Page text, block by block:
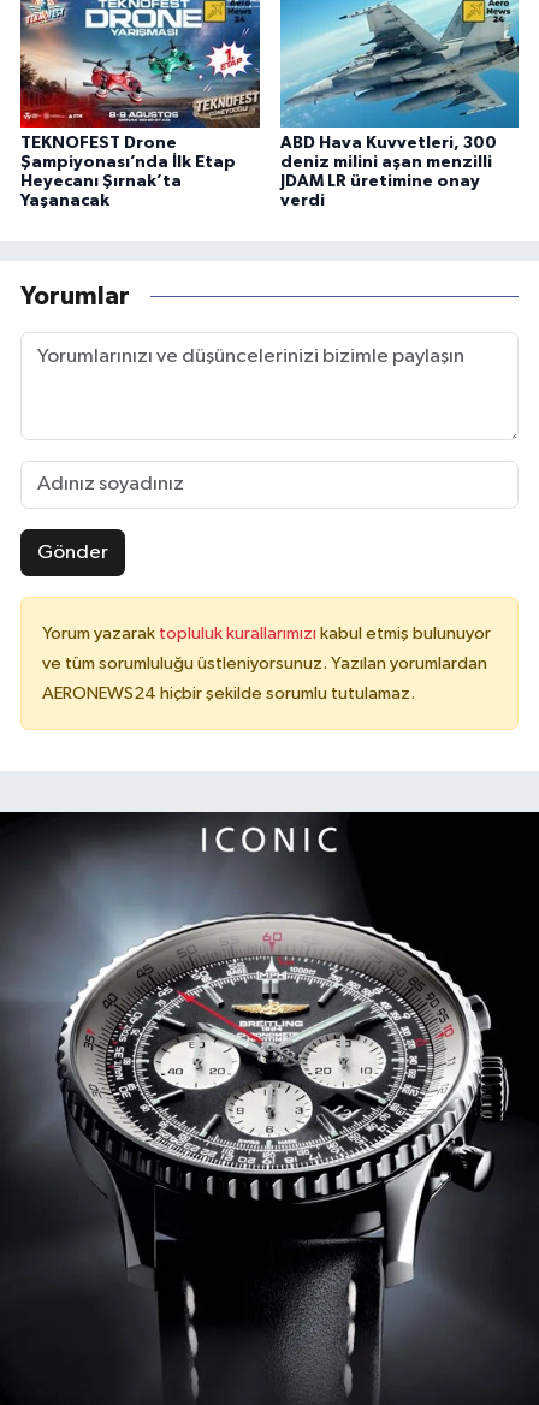
TEKNOFEST Drone
Şampiyonası’nda İlk Etap
Heyecanı Şırnak’ta
Yaşanacak
ABD Hava Kuvvetleri, 300
deniz milini aşan menzilli
JDAM LR üretimine onay
verdi
Yorumlar
Gönder
Yorum yazarak topluluk kurallarımızı kabul etmiş bulunuyor
ve tüm sorumluluğu üstleniyorsunuz. Yazılan yorumlardan
AERONEWS24 hiçbir şekilde sorumlu tutulamaz.